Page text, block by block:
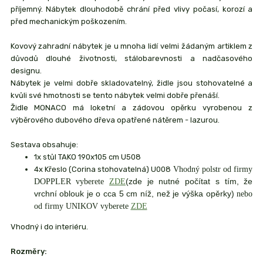
příjemný. Nábytek dlouhodobě chrání před vlivy počasí, korozí a
před mechanickým poškozením.
Kovový zahradní nábytek je u mnoha lidí velmi žádaným artiklem z
důvodů dlouhé životnosti, stálobarevnosti a nadčasového
designu.
Nábytek je velmi dobře skladovatelný, židle jsou stohovatelné a
kvůli své hmotnosti se tento nábytek velmi dobře přenáší.
Židle MONACO má loketní a zádovou opěrku vyrobenou z
výběrového dubového dřeva opatřené nátěrem - lazurou.
Sestava obsahuje:
1x stůl TAKO 190x105 cm U508
4x Křeslo (Corina stohovatelná) U008 Vhodný polstr od firmy
DOPPLER vyberete ZDE(zde je nutné počítat s tím, že
vrchní oblouk je o cca 5 cm níž, než je výška opěrky) nebo
od firmy UNIKOV vyberete ZDE
Vhodný i do interiéru.
Rozměry: